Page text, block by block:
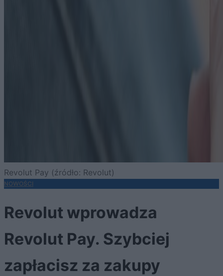
Revolut Pay (źródło: Revolut)
NOWOŚCI
Revolut wprowadza
Revolut Pay. Szybciej
zapłacisz za zakupy